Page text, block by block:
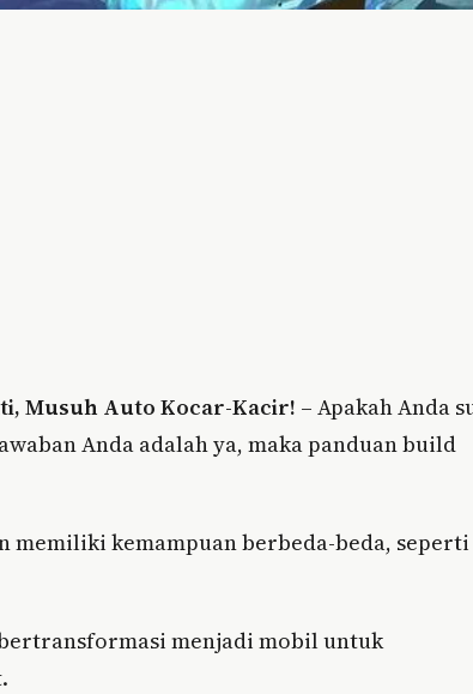
Musuh Auto Kocar-Kacir! – Apakah Anda
Anda adalah ya, maka panduan build
memiliki kemampuan berbeda-beda, seperti
menjadi mobil untuk